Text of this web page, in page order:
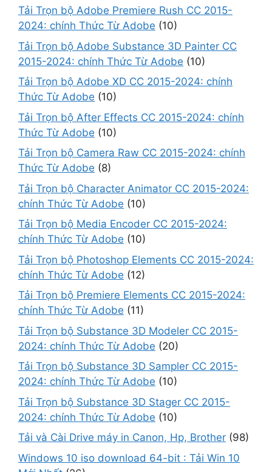
Tải Trọn bộ Adobe Premiere Rush CC 2015-
2024: chính Thức Từ Adobe (10)
Tải Trọn bộ Adobe Substance 3D Painter CC
2015-2024: chính Thức Từ Adobe (10)
Tải Trọn bộ Adobe XD CC 2015-2024: chính
Thức Từ Adobe (10)
Tải Trọn bộ After Effects CC 2015-2024: chính
Thức Từ Adobe (10)
Tải Trọn bộ Camera Raw CC 2015-2024: chính
Thức Từ Adobe (8)
Tải Trọn bộ Character Animator CC 2015-2024:
chính Thức Từ Adobe (10)
Tải Trọn bộ Media Encoder CC 2015-2024:
chính Thức Từ Adobe (10)
Tải Trọn bộ Photoshop Elements CC 2015-2024:
chính Thức Từ Adobe (12)
Tải Trọn bộ Premiere Elements CC 2015-2024:
chính Thức Từ Adobe (11)
Tải Trọn bộ Substance 3D Modeler CC 2015-
2024: chính Thức Từ Adobe (20)
Tải Trọn bộ Substance 3D Sampler CC 2015-
2024: chính Thức Từ Adobe (10)
Tải Trọn bộ Substance 3D Stager CC 2015-
2024: chính Thức Từ Adobe (10)
Tải và Cài Drive máy in Canon, Hp, Brother (98)
Windows 10 iso download 64-bit : Tải Win 10